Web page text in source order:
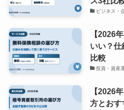
ビジネス・
【2026
いい？仕
比較
投資・資産
【2026
方とおす